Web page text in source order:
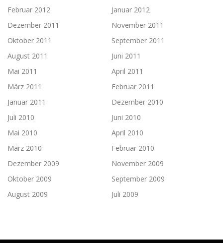
Februar 2012
Januar 2012
Dezember 2011
November 2011
Oktober 2011
September 2011
August 2011
Juni 2011
Mai 2011
April 2011
März 2011
Februar 2011
Januar 2011
Dezember 2010
Juli 2010
Juni 2010
Mai 2010
April 2010
März 2010
Februar 2010
Dezember 2009
November 2009
Oktober 2009
September 2009
August 2009
Juli 2009